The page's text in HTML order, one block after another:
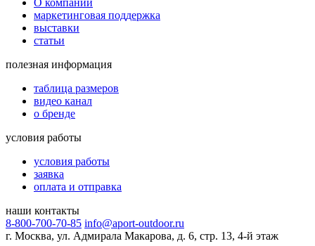
маркетинговая поддержка
выставки
статьи
полезная информация
таблица размеров
видео канал
о бренде
условия работы
условия работы
заявка
оплата и отправка
наши контакты
8-800-700-70-85 info@aport-outdoor.ru
г. Москва, ул. Адмирала Макарова, д. 6, стр. 13, 4-й этаж